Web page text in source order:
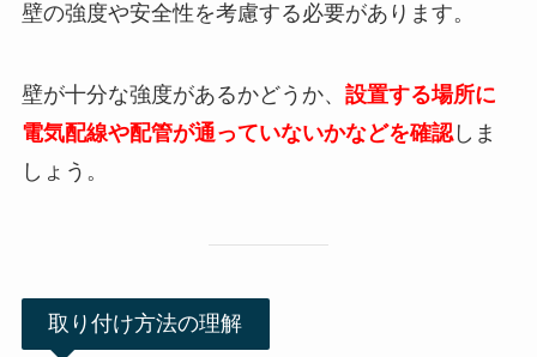
壁の強度や安全性を考慮する必要があります。
壁が十分な強度があるかどうか、 設置する場所に
電気配線や配管が通っていないかなどを確認しま
しょう。
取り付け方法の理解